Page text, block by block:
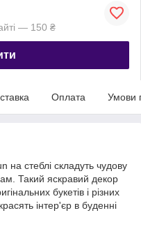
— 150 ₴
Оплата Умови
на стеблі складуть чудову
Такий яскравий декор
букетів і різних
інтер'єр в буденні